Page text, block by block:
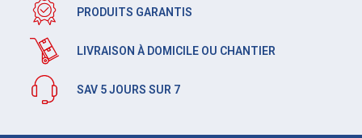
PRODUITS GARANTIS
LIVRAISON À DOMICILE OU CHANTIER
SAV 5 JOURS SUR 7